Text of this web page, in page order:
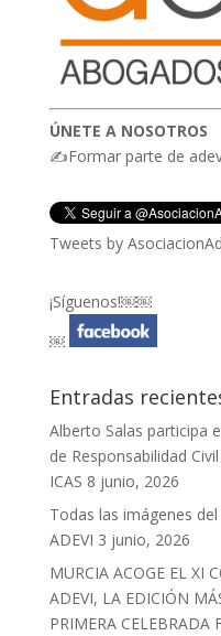
ÚNETE A NOSOTROS
✍Formar parte de
Tweets by
¡Síguenos!￼￼
￼
Entradas
Alberto Salas participa
de Responsabilidad
ICAS 8 junio, 2026
Todas las imágenes
ADEVI 3 junio, 2026
MURCIA ACOGE EL XI
ADEVI, LA EDICIÓN
PRIMERA CELEBRADA